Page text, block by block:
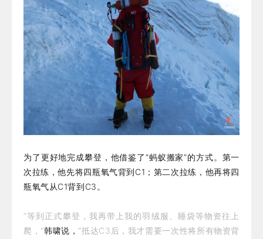
为了更好地完成攀登，他借鉴了“蚂蚁搬家”的方式。第一
次拉练，他先将四瓶氧气背到C1；第二次拉练，他再将四
瓶氧气从C1背到C3。
“等到正式攀登，我再带上我的羽绒服、睡袋等物资往上
爬，”韩啸说，“抵达C3后，我才需要一次性将所有物资背